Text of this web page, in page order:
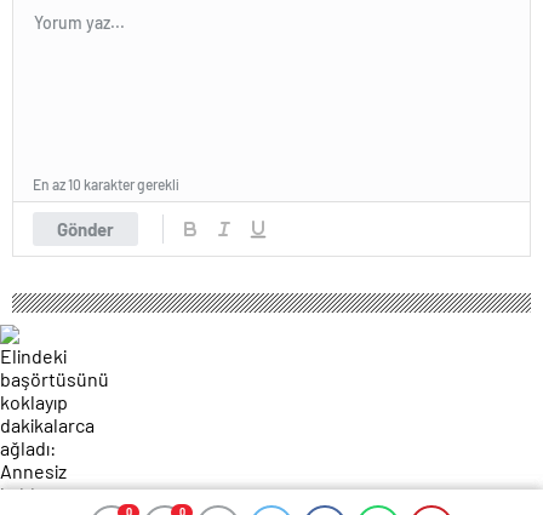
0 0
Gönder
En az 10 karakter gerekli
0 0